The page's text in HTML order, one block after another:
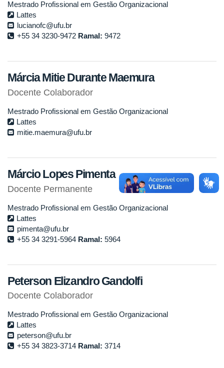
Mestrado Profissional em Gestão Organizacional
Lattes
lucianofc@ufu.br
+55 34 3230-9472 Ramal: 9472
Márcia Mitie Durante Maemura
Docente Colaborador
Mestrado Profissional em Gestão Organizacional
Lattes
mitie.maemura@ufu.br
Márcio Lopes Pimenta
Docente Permanente
Mestrado Profissional em Gestão Organizacional
Lattes
pimenta@ufu.br
+55 34 3291-5964 Ramal: 5964
Peterson Elizandro Gandolfi
Docente Colaborador
Mestrado Profissional em Gestão Organizacional
Lattes
peterson@ufu.br
+55 34 3823-3714 Ramal: 3714